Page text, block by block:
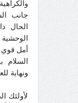
جانب
الحال
أمل
السلام
ونهاية
لأولئك